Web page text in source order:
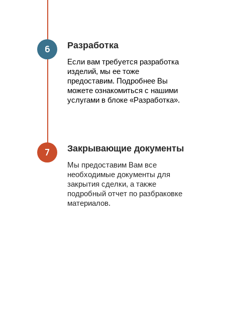
Мы предоставим Вам все
необходимые документы для
закрытия сделки, а также
подробный отчет по разбраковке
материалов.
Закрывающие документы
7
Если вам требуется разработка
изделий, мы ее тоже
предоставим. Подробнее Вы
можете ознакомиться с нашими
услугами в блоке «Разработка».
Разработка
6